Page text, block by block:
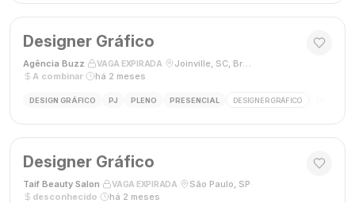
Designer Gráfico
Agência Buzz VAGA EXPIRADA Joinville, SC, Brasil
A combinar
há 2 meses
DESIGN GRÁFICO PJ PLENO PRESENCIAL DESIGNER GRÁFICO
Designer Gráfico
Taif Beauty Salon VAGA EXPIRADA São Paulo, SP
desconhecido
há 2 meses